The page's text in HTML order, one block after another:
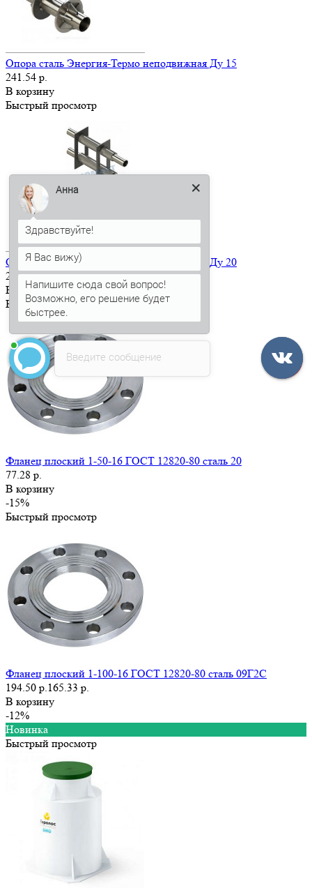
Опора сталь Энергия-Термо неподвижная Ду 15
241.54 р.
В корзину
Быстрый просмотр
Опора сталь Энергия-Термо неподвижная Ду 20
255.17 р.
В корзину
Быстрый просмотр
Фланец плоский 1-50-16 ГОСТ 12820-80 сталь 20
77.28 р.
В корзину
-15%
Быстрый просмотр
Фланец плоский 1-100-16 ГОСТ 12820-80 сталь 09Г2С
194.50 р.165.33 р.
В корзину
-12%
Новинка
Быстрый просмотр
Введите сообщение
Анна
Здравствуйте!
Я Вас вижу)
Напишите сюда свой вопрос!
Возможно, его решение будет
быстрее.